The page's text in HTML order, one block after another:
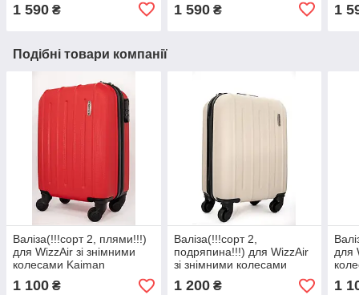
1 590 ₴ 1 590₴ 1
Подібні товари компанії
Валіза(!!!сорт 2, плями!!!)
для WizzAir зі знімними
колесами Kaiman
(40*30*20)
1 100 ₴
Валіза(!!!сорт 2,
подряпина!!!) для WizzAir
зі знімними колесами
Kaiman (40*30*20)
1 200₴
для
1